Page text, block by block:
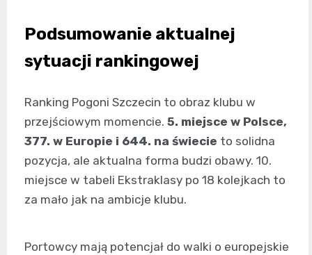
Podsumowanie aktualnej
sytuacji rankingowej
Ranking Pogoni Szczecin to obraz klubu w
przejściowym momencie. 5. miejsce w Polsce,
377. w Europie i 644. na świecie to solidna
pozycja, ale aktualna forma budzi obawy. 10.
miejsce w tabeli Ekstraklasy po 18 kolejkach to
za mało jak na ambicje klubu.
Portowcy mają potencjał do walki o europejskie